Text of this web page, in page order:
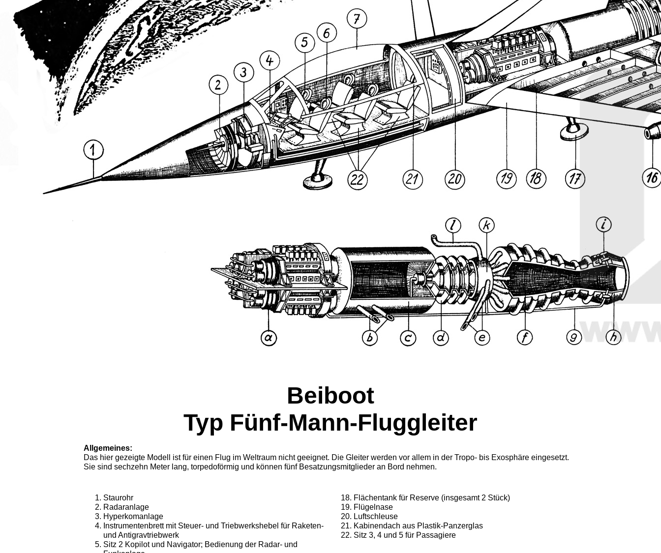
Beiboot
Typ Fünf-Mann-Fluggleiter
Allgemeines:
Das hier gezeigte Modell ist für einen Flug im Welt­raum nicht geeignet. Die Gleiter werden vor allem in der Tropo- bis Exosphäre eingesetzt.
Sie sind sechzehn Meter lang, torpedoförmig und können fünf Besatzungsmitglieder an Bord nehmen.
Staurohr
Radaranlage
Hyperkomanlage
Instrumentenbrett mit Steuer- und Triebwerks­hebel für Raketen-
und Antigravtriebwerk
Sitz 2 Kopilot und Navigator; Bedienung der Radar- und
Flächentank für Reserve (insgesamt 2 Stück)
Flügelnase
Luftschleuse
Kabinendach aus Plastik-Panzerglas
Sitz 3, 4 und 5 für Passagiere